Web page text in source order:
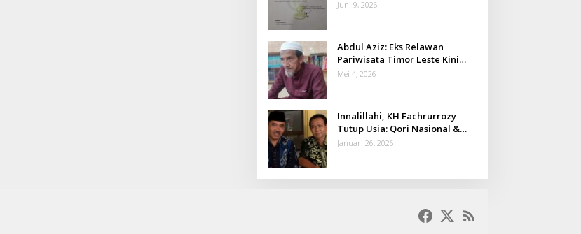
Juni 9, 2026
Abdul Aziz: Eks Relawan
Pariwisata Timor Leste Kini
Takmir Kalisat
Mei 4, 2026
Innalillahi, KH Fachrurrozy
Tutup Usia: Qori Nasional &
Mantan Kadis Kemenag yang
Januari 26, 2026